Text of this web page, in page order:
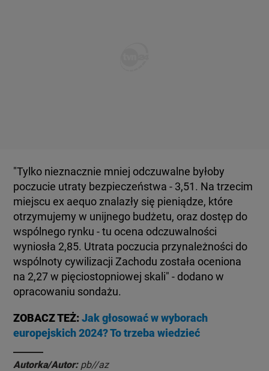
"Tylko nieznacznie mniej odczuwalne byłoby
poczucie utraty bezpieczeństwa - 3,51. Na trzecim
miejscu ex aequo znalazły się pieniądze, które
otrzymujemy w unijnego budżetu, oraz dostęp do
wspólnego rynku - tu ocena odczuwalności
wyniosła 2,85. Utrata poczucia przynależności do
wspólnoty cywilizacji Zachodu została oceniona
na 2,27 w pięciostopniowej skali" - dodano w
opracowaniu sondażu.
ZOBACZ TEŻ:Jak głosować w wyborach
europejskich 2024? To trzeba wiedzieć
Autorka/Autor: pb//az